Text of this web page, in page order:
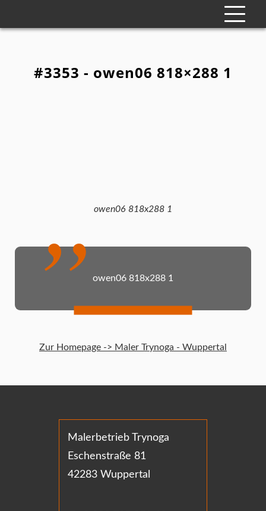
#3353 - owen06 818×288 1
owen06 818x288 1
owen06 818x288 1
Zur Homepage -> Maler Trynoga - Wuppertal
Malerbetrieb Trynoga
Eschenstraße 81
42283 Wuppertal